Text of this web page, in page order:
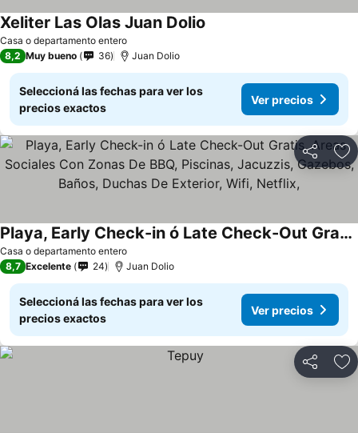
Casa o departamento entero
Xeliter Las Olas Juan Dolio
8,2 Muy bueno 36 Juan Dolio
Seleccioná las fechas para ver los
precios exactos
Ver precios
Compartir
Casa o departamento entero
Playa, Early Check-in ó Late Check-Out Gratis, Areas Sociales Con Zonas De BBQ, Piscinas, Jacuzzis, Gazebos, Baños, Duchas De Exterior, Wifi, Netflix,
Ver precios
8,7 Excelente 24 Juan Dolio
Seleccioná las fechas para ver los
precios exactos
Ver precios
Compartir